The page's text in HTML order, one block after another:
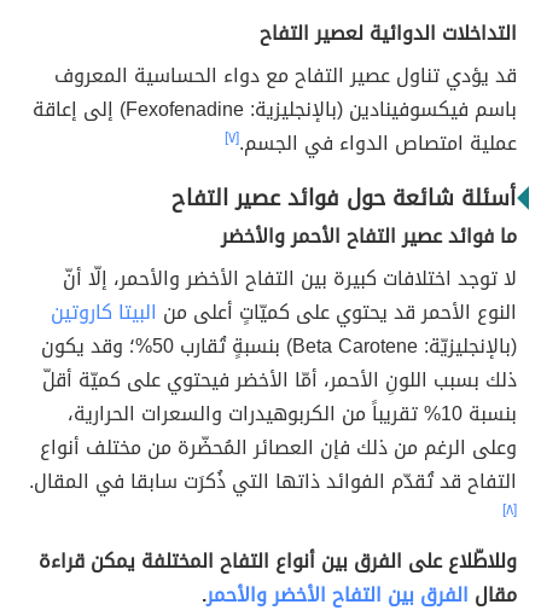
التداخلات الدوائية لعصير التفاح
قد يؤدي تناول عصير التفاح مع دواء الحساسية المعروف
باسم فيكسوفينادين (بالإنجليزية: Fexofenadine) إلى إعاقة
عملية امتصاص الدواء في الجسم.[٧]
أسئلة شائعة حول فوائد عصير التفاح
ما فوائد عصير التفاح الأحمر والأخضر
لا توجد اختلافات كبيرة بين التفاح الأخضر والأحمر، إلّا أنّ
النوع الأحمر قد يحتوي على كميّاتٍ أعلى من البيتا كاروتين
(بالإنجليزيّة: Beta Carotene) بنسبةٍ تُقارب 50%؛ وقد يكون
ذلك بسبب اللونِ الأحمر، أمّا الأخضر فيحتوي على كميّة أقلّ
بنسبة 10% تقريباً من الكربوهيدرات والسعرات الحرارية،
وعلى الرغم من ذلك فإن العصائر المُحضّرة من مختلف أنواع
التفاح قد تُقدّم الفوائد ذاتها التي ذُكرَت سابقا في المقال.
[٨]
وللاطّلاع على الفرق بين أنواع التفاح المختلفة يمكن قراءة
مقال الفرق بين التفاح الأخضر والأحمر.